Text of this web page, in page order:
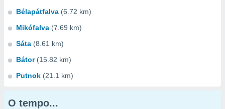
Bélapátfalva (6.72 km)
Mikófalva (7.69 km)
Sáta (8.61 km)
Bátor (15.82 km)
Putnok (21.1 km)
O tempo...